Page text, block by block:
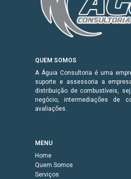
QUEM SOMOS
A Águia Consultoria é uma
suporte e assessoria a
distribuição de combustíveis,
negócio, intermediações de
avaliações.
MENU
Home
Quem Somos
Serviços